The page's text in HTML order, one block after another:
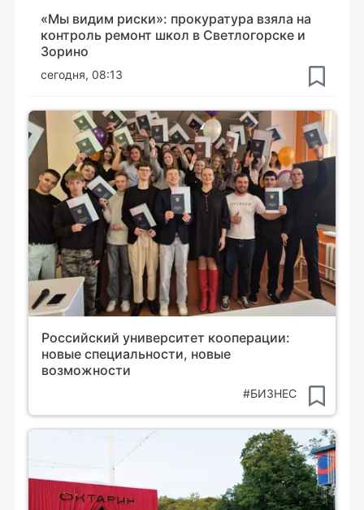
«Мы видим риски»: прокуратура взяла на
контроль ремонт школ в Светлогорске и
Зорино
сегодня, 08:13
Российский университет кооперации:
новые специальности, новые
возможности
#БИЗНЕС